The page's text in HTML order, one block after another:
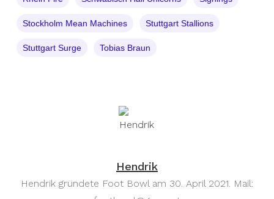
Stockholm Mean Machines Stuttgart Stallions
Stuttgart Surge Tobias Braun
Hendrik
Hendrik gründete Foot Bowl am 30. April 2021. Mail: